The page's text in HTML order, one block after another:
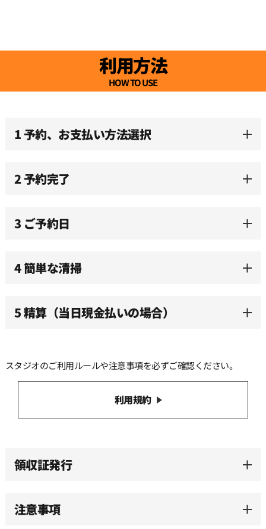
11:00
11:30
12:00
利用方法
HOW TO USE
1 予約、お支払い方法選択
2 予約完了
3 ご予約日
4 簡単な清掃
5 精算（当日現金払いの場合）
スタジオのご利用ルールや注意事項を必ずご確認ください。
利用規約
領収証発行
注意事項